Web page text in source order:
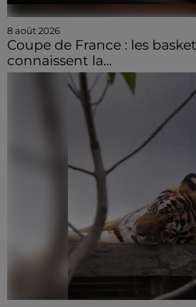
8 août 2026
Coupe de France : les
connaissent la...